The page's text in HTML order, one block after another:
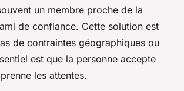
un membre proche de la
de confiance. Cette solution est
de contraintes géographiques ou
est que la personne accepte
les attentes.